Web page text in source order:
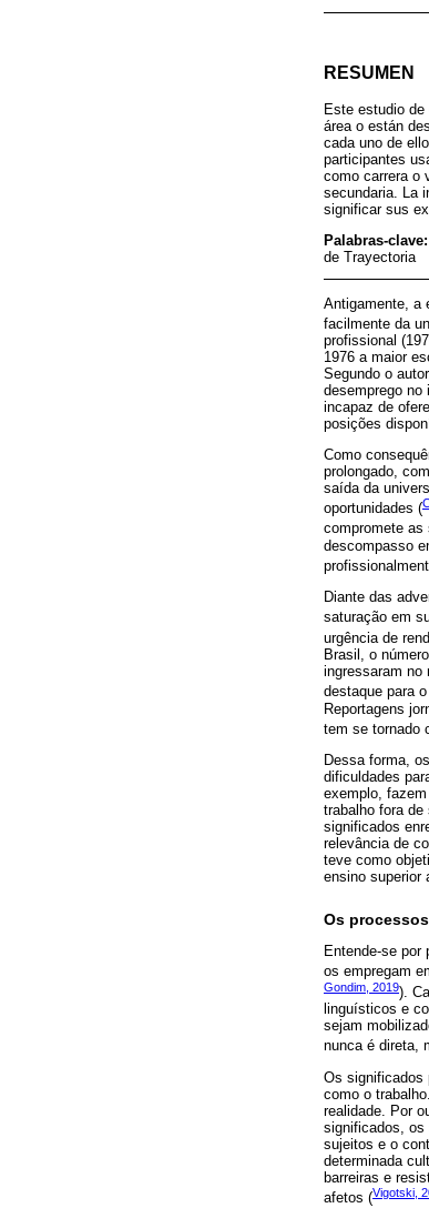
RESUMEN
Este estudio
área o están
cada uno de
participantes
como carrera o
secundaria. La
significar sus
Palabras-clave:
de Trayectoria
Antigamente, a
facilmente da
profissional
1976 a maior
Segundo o
desemprego no
incapaz de
posições
Como
prolongado,
saída da
oportunidades (
compromete as
descompasso
Diante das
saturação em
urgência de
Brasil, o
ingressaram no
destaque para
Reportagens
tem se tornado
Dessa forma,
dificuldades
exemplo,
trabalho fora
significados
relevância de
teve como
ensino superior
Os
Entende-se
os empregam
Gondim, 2019).
linguísticos e
sejam
nunca é direta,
Os significados
como o
realidade. Por
significados, os
sujeitos e o
determinada
barreiras e
afetos (Vigotski,